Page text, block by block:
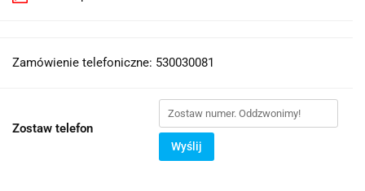
Zamówienie telefoniczne: 530030081
Zostaw telefon
Wyślij